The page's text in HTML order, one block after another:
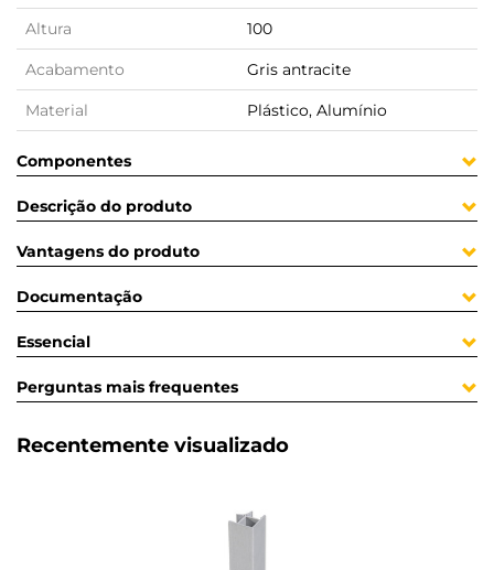
Altura 100
Acabamento Gris antracite
Material Plástico, Alumínio
Componentes
Descrição do produto
Vantagens do produto
Documentação
Essencial
Perguntas mais frequentes
Recentemente visualizado